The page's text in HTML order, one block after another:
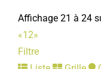
Affichage 21 à 24
«12»
Filtre